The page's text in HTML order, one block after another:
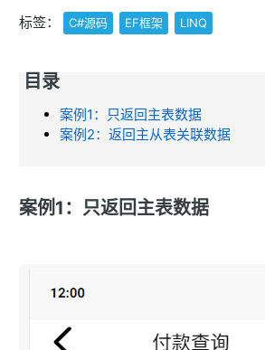
标签： C#源码 EF框架 LINQ
目录
案例1：只返回主表数据
案例2：返回主从表关联数据
案例1：只返回主表数据